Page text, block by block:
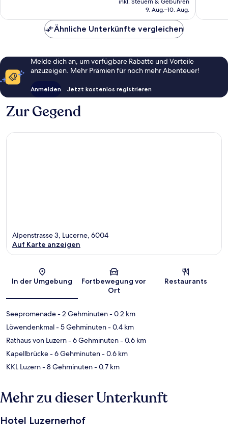
beträgt
9. Aug.–10. Aug.
Ähnliche Unterkünfte vergleichen
Melde dich an, um verfügbare Rabatte und Vorteile
anzuzeigen. Mehr Prämien für noch mehr Abenteuer!
Anmelden Jetzt kostenlos registrieren
Zur Gegend
Karte
Alpenstrasse 3, Lucerne, 6004
Auf Karte anzeigen
In der Umgebung
Fortbewegung vor
Ort
Restaurants
Seepromenade- 2 Gehminuten- 0.2 km
Löwendenkmal- 5 Gehminuten- 0.4 km
Rathaus von Luzern- 6 Gehminuten- 0.6 km
Kapellbrücke- 6 Gehminuten- 0.6 km
KKL Luzern- 8 Gehminuten- 0.7 km
Mehr zu dieser Unterkunft
Hotel Luzernerhof